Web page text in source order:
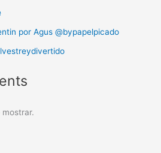
por Agus @bypapelpicado